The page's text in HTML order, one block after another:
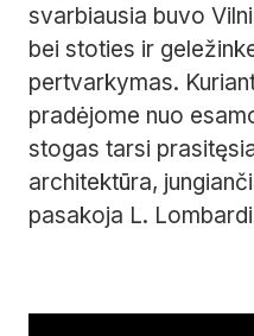
svarbiausia buvo
bei stoties ir
pertvarkymas.
pradėjome nuo
stogas tarsi
architektūra,
pasakoja L.